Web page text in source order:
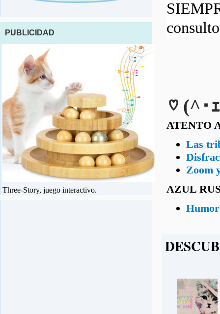
♡ (^･
ATENTO
Las
Zoom
AZUL
PUBLICIDAD
Three-Story, juego interactivo.